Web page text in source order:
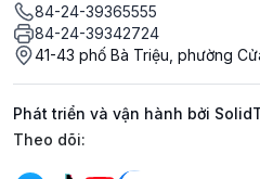
84-24-39365555
84-24-39342724
41-43 phố Bà Triệu, phường
Phát triển và vận hành bởi
Mạng xã hội
Theo dõi: